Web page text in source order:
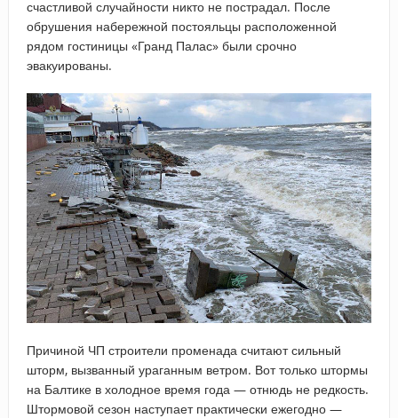
счастливой случайности никто не пострадал. После
обрушения набережной постояльцы расположенной
рядом гостиницы «Гранд Палас» были срочно
эвакуированы.
Причиной ЧП строители променада считают сильный
шторм, вызванный ураганным ветром. Вот только штормы
на Балтике в холодное время года — отнюдь не редкость.
Штормовой сезон наступает практически ежегодно —